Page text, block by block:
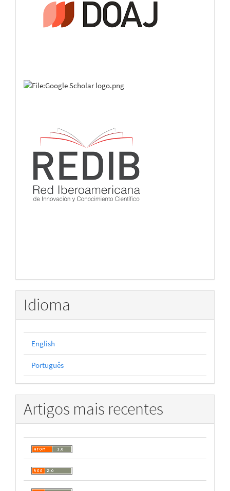
Idioma
English
Português
Artigos mais recentes